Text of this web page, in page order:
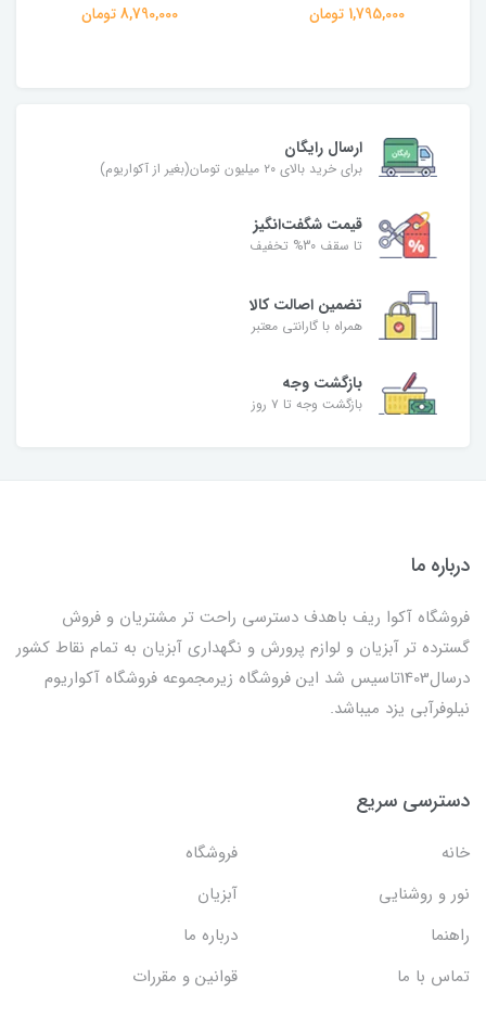
1,795,000 تومان 8,790,000 تومان
ارسال رایگان
برای خرید بالای ۲۰ میلیون تومان(بغیر از آکواریوم)
قیمت شگفت‌انگیز
تا سقف 30% تخفیف
تضمین اصالت کالا
همراه با گارانتی معتبر
بازگشت وجه
بازگشت وجه تا ۷ روز
درباره ما
فروشگاه آکوا ریف باهدف دسترسی راحت تر مشتریان و فروش
گسترده تر آبزیان و لوازم پرورش و نگهداری آبزیان به تمام نقاط کشور
درسال1403تاسیس شد این فروشگاه زیرمجموعه فروشگاه آکواریوم
نیلوفرآبی یزد میباشد.
دسترسی سریع
خانه
فروشگاه
نور و روشنایی
آبزیان
راهنما
درباره ما
تماس با ما
قوانین و مقررات